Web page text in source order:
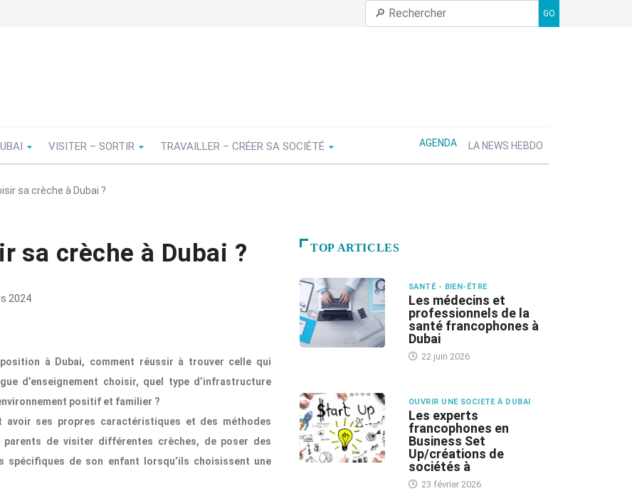
GO
VISITER – SORTIR TRAVAILLER – CRÉER SA SOCIÉTÉ AGENDA LA NEWS HEBDO
sa crèche à Dubai ?
sa crèche à Dubai ?
2024
à Dubai, comment réussir à trouver celle qui
d’enseignement choisir, quel type d’infrastructure
positif et familier ?
avoir ses propres caractéristiques et des méthodes
parents de visiter différentes crèches, de poser des
de son enfant lorsqu’ils choisissent une
TOP ARTICLES
SANTÉ - BIEN-ÊTRE
Les médecins et
professionnels de la
santé francophones à
Dubai
22 juin 2026
OUVRIR UNE SOCIETE À DUBAI
Les experts
francophones en
Business Set
Up/créations de
sociétés à
23 février 2026